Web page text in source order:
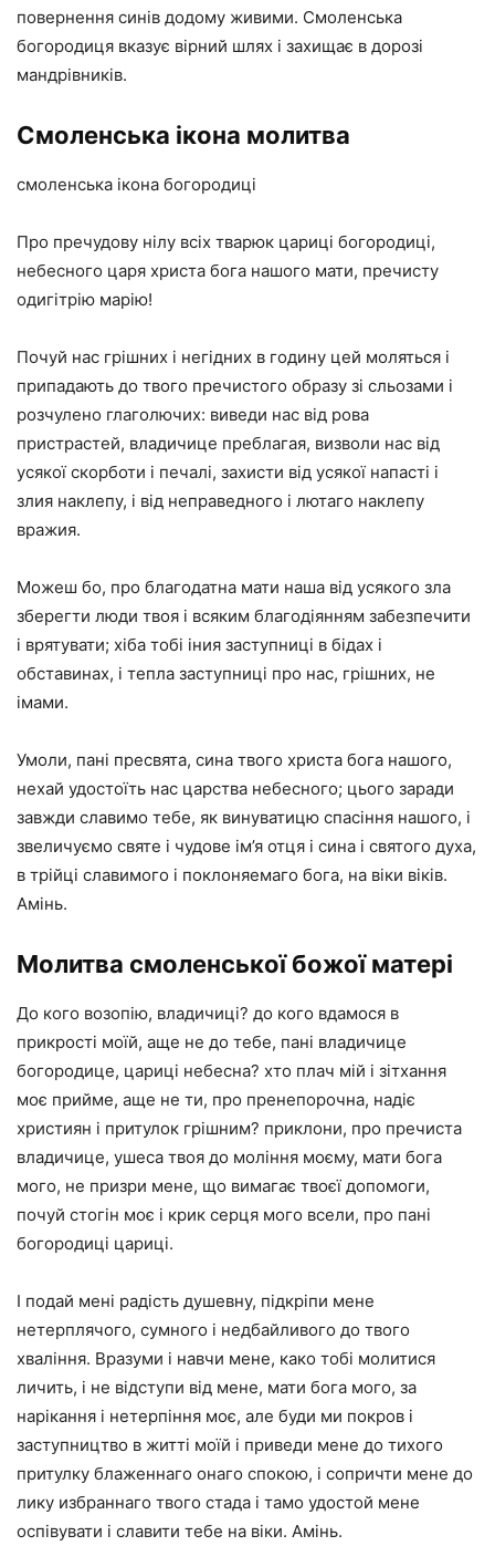
повернення синів додому живими. Смоленська
богородиця вказує вірний шлях і захищає в дорозі
мандрівників.
Смоленська ікона молитва
смоленська ікона богородиці
Про пречудову нілу всіх тварюк цариці богородиці,
небесного царя христа бога нашого мати, пречисту
одигітрію марію!
Почуй нас грішних і негідних в годину цей моляться і
припадають до твого пречистого образу зі сльозами і
розчулено глаголючих: виведи нас від рова
пристрастей, владичице преблагая, визволи нас від
усякої скорботи і печалі, захисти від усякої напасті і
злия наклепу, і від неправедного і лютаго наклепу
вражия.
Можеш бо, про благодатна мати наша від усякого зла
зберегти люди твоя і всяким благодіянням забезпечити
і врятувати; хіба тобі іния заступниці в бідах і
обставинах, і тепла заступниці про нас, грішних, не
імами.
Умоли, пані пресвята, сина твого христа бога нашого,
нехай удостоїть нас царства небесного; цього заради
завжди славимо тебе, як винуватицю спасіння нашого, і
звеличуємо святе і чудове ім’я отця і сина і святого духа,
в трійці славимого і поклоняемаго бога, на віки віків.
Амінь.
Молитва смоленської божої матері
До кого возопію, владичиці? до кого вдамося в
прикрості моїй, аще не до тебе, пані владичице
богородице, цариці небесна? хто плач мій і зітхання
моє прийме, аще не ти, про пренепорочна, надіє
християн і притулок грішним? приклони, про пречиста
владичице, ушеса твоя до моління моєму, мати бога
мого, не призри мене, що вимагає твоєї допомоги,
почуй стогін моє і крик серця мого всели, про пані
богородиці цариці.
І подай мені радість душевну, підкріпи мене
нетерплячого, сумного і недбайливого до твого
хваління. Вразуми і навчи мене, како тобі молитися
личить, і не відступи від мене, мати бога мого, за
нарікання і нетерпіння моє, але буди ми покров і
заступництво в житті моїй і приведи мене до тихого
притулку блаженнаго онаго спокою, і сопричти мене до
лику избраннаго твого стада і тамо удостой мене
оспівувати і славити тебе на віки. Амінь.